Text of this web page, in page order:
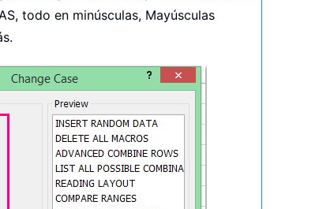
todo en minúsculas, Mayúsculas